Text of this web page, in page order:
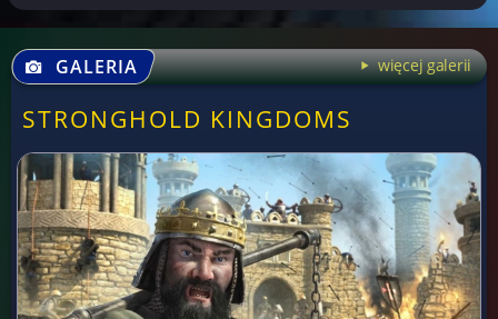
GALERIA więcej galerii
STRONGHOLD KINGDOMS